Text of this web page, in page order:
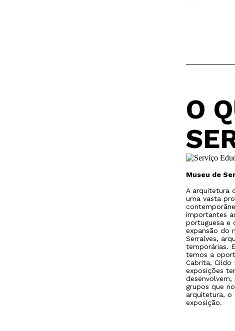
O
Museu de
A arquitetura
uma vasta
importantes
portuguesa e
expansão do
Serralves,
temporárias.
temos a
Cabrita, Cildo
exposições
grupos que
arquitetura, o
exposição.